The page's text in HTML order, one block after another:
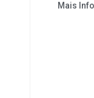
Mais